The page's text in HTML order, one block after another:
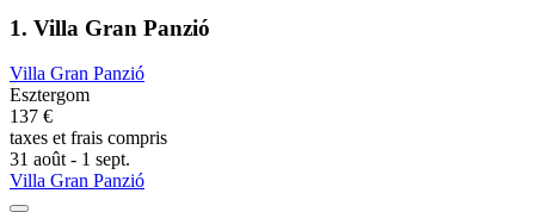
1. Villa Gran Panzió
Villa Gran Panzió
Esztergom
137 €
taxes et frais compris
31 août - 1 sept.
Villa Gran Panzió